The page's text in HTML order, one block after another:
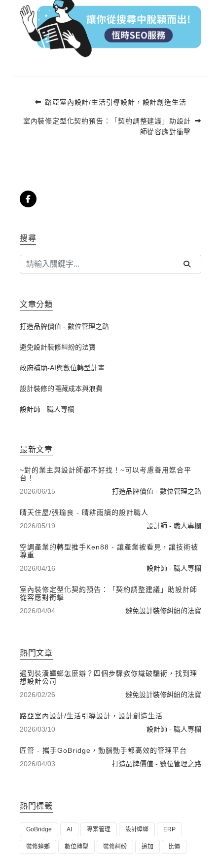
路亞室內設計/生活引導設計，設計創造生活
室內裝修定型化契約預告：「契約調整建議」助設計
師從容應對衝擊
搜尋
文章分類
打造品牌價值 - 數位管理之路
避免設計裝修糾紛的法寶
政府補助-AI與數位轉型計畫
設計裝修的隱藏成本與浪費
設計師 - 職人專欄
最新文章
~對的業主與設計師都不好找！~可以考慮善用媒合平
台！
2026/06/15
打造品牌價值 - 數位管理之路
晴天住屋/張瑜良 - 晴耕雨讀的設計職人
2026/05/19
設計師 - 職人專欄
空調產業的轉型推手Ken88 - 讓產業被看見，讓技術被
尊重
2026/04/16
設計師 - 職人專欄
室內裝修定型化契約預告：「契約調整建議」助設計師
從容應對衝擊
2026/04/04
避免設計裝修糾紛的法寶
熱門文章
遇到裝潢蟑螂怎麼辦？四個步驟教你識破騙術，找到理
想設計公司
2026/02/26
避免設計裝修糾紛的法寶
路亞室內設計/生活引導設計，設計創造生活
2026/03/10
設計師 - 職人專欄
匠管 - 攜手GoBridge，動腦動手都高效的管理平台
2026/04/03
打造品牌價值 - 數位管理之路
熱門標籤
GoBridge AI 專案管理 設計蟑螂 ERP
裝修蟑螂 數位轉型 裝修糾紛 追加 比價